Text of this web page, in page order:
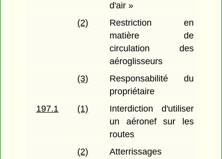
d'air »
(2)
Restriction en
matière de
circulation des
aéroglisseurs
(3)
Responsabilité du
propriétaire
197.1
(1)
Interdiction d'utiliser
un aéronef sur les
routes
(2)
Atterrissages